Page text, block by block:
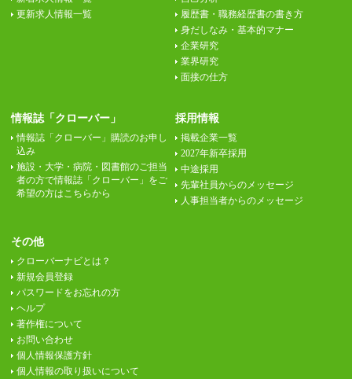
更新求人情報一覧
履歴書・職務経歴書の書き方
身だしなみ・基本的マナー
企業研究
業界研究
面接の仕方
情報誌「クローバー」
情報誌「クローバー」購読のお申し
込み
施設・大学・病院・図書館のご担当
者の方で情報誌「クローバー」をご
希望の方はこちらから
採用情報
掲載企業一覧
2027年新卒採用
中途採用
先輩社員からのメッセージ
人事担当者からのメッセージ
その他
クローバーナビとは？
新規会員登録
パスワードをお忘れの方
ヘルプ
著作権について
お問い合わせ
個人情報保護方針
個人情報の取り扱いについて